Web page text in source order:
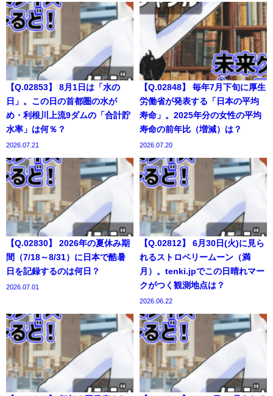
【Q.02853】 8月1日は「水の
日」。この日の首都圏の水が
め・利根川上流9ダムの「合計貯
水率」は何％？
2026.07.21
【Q.02848】 毎年7月下旬に厚生
労働省が発表する「日本の平均
寿命」。2025年分の女性の平均
寿命の前年比（増減）は？
2026.07.20
【Q.02830】 2026年の夏休み期
間（7/18～8/31）に日本で酷暑
日を記録するのは何日？
2026.07.01
【Q.02812】 6月30日(火)に見ら
れるストロベリームーン（満
月）。tenki.jpでこの日晴れマー
クがつく観測地点は？
2026.06.22